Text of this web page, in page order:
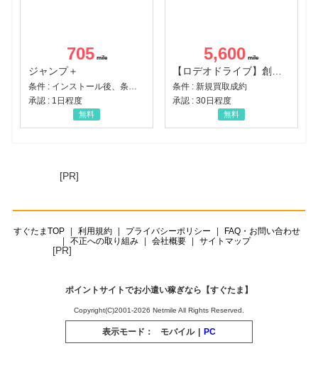
705
ジャンプ＋
承認 : 1日程度
無料
5,600
条件 : 新規買取成約
承認 : 30日程度
無料
[PR]
すぐたまTOP 利用規約 プライバシーポリシー
FAQ・お問い合わせ
不正への取り組み
会社概要 サイトマップ
[PR]
ポイントサイトでお小遣い稼ぎなら【すぐたま】
Copyright(C)2001-2026 Netmile All Rights Reserved.
表示モード： モバイル | PC